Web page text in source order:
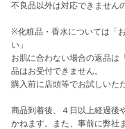
不良品以外は対応できません
※化粧品・香水については「
い」
お肌に合わない場合の返品は
品はお受付できません。
購入前に店頭等でお試しいた
商品到着後、４日以上経過後
かねます。また、事前に弊社